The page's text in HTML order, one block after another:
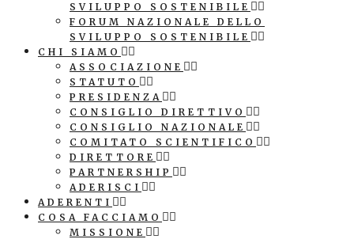
SVILUPPO SOSTENIBILE
FORUM NAZIONALE DELLO
SVILUPPO SOSTENIBILE
CHI SIAMO
ASSOCIAZIONE
STATUTO
PRESIDENZA
CONSIGLIO DIRETTIVO
CONSIGLIO NAZIONALE
COMITATO SCIENTIFICO
DIRETTORE
PARTNERSHIP
ADERISCI
ADERENTI
COSA FACCIAMO
MISSIONE